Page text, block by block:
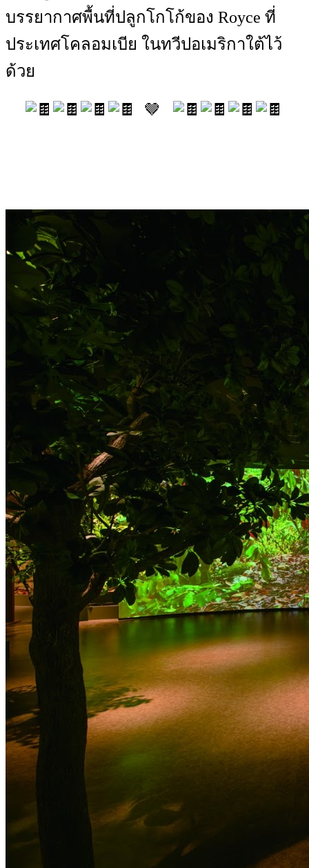
บรรยากาศพื้นที่ปลูกโกโก้ของ Royce ที่
ประเทศโคลอมเบีย ในทวีปอเมริกาใต้ไว้
ด้วย
🤎